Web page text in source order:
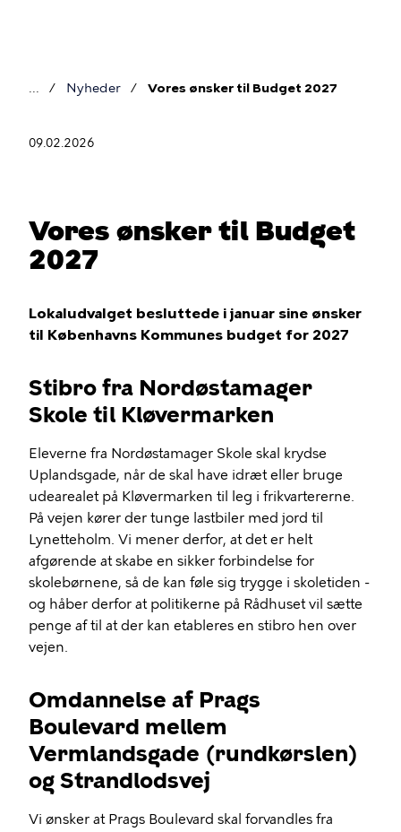
Nyheder Vores ønsker til Budget 2027
09.02.2026
Vores ønsker til Budget
2027
Lokaludvalget besluttede i januar sine ønsker
til Københavns Kommunes budget for 2027
Stibro fra Nordøstamager
Skole til Kløvermarken
Eleverne fra Nordøstamager Skole skal krydse
Uplandsgade, når de skal have idræt eller bruge
udearealet på Kløvermarken til leg i frikvartererne.
På vejen kører der tunge lastbiler med jord til
Lynetteholm. Vi mener derfor, at det er helt
afgørende at skabe en sikker forbindelse for
skolebørnene, så de kan føle sig trygge i skoletiden -
og håber derfor at politikerne på Rådhuset vil sætte
penge af til at der kan etableres en stibro hen over
vejen.
Omdannelse af Prags
Boulevard mellem
Vermlandsgade (rundkørslen)
og Strandlodsvej
Vi ønsker at Prags Boulevard skal forvandles fra